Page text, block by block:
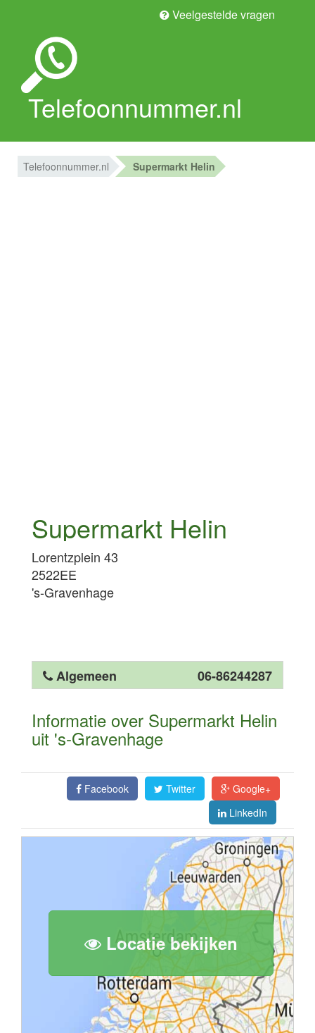
Veelgestelde vragen
Telefoonnummer.nl
Telefoonnummer.nl Supermarkt Helin
Supermarkt Helin
Lorentzplein 43
2522EE
's-Gravenhage
Algemeen 06-86244287
Informatie over Supermarkt Helin
uit 's-Gravenhage
Facebook Twitter
Google+
LinkedIn
Locatie bekijken